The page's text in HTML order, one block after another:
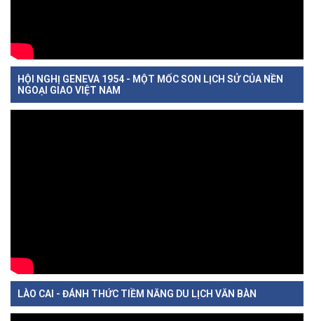
HỘI NGHỊ GENEVA 1954 - MỘT MỐC SON LỊCH SỬ CỦA NỀN
NGOẠI GIAO VIỆT NAM
LÀO CAI - ĐÁNH THỨC TIỀM NĂNG DU LỊCH VĂN BÀN